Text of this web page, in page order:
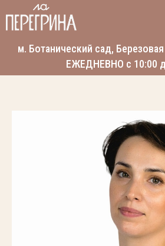
м. Ботанический сад,
ЕЖЕДНЕВНО с 10:00